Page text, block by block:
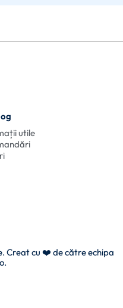
utile
Creat cu ❤️ de către echipa